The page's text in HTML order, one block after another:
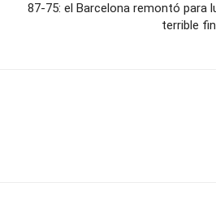
87-75: el Barcelona remontó para
terrible